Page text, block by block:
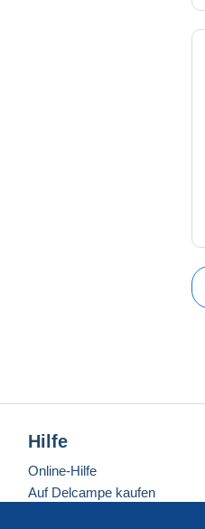
Hilfe
Online-Hilfe
Auf Delcampe kaufen